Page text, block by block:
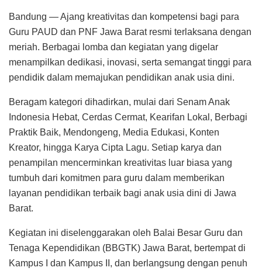
Bandung — Ajang kreativitas dan kompetensi bagi para
Guru PAUD dan PNF Jawa Barat resmi terlaksana dengan
meriah. Berbagai lomba dan kegiatan yang digelar
menampilkan dedikasi, inovasi, serta semangat tinggi para
pendidik dalam memajukan pendidikan anak usia dini.
Beragam kategori dihadirkan, mulai dari Senam Anak
Indonesia Hebat, Cerdas Cermat, Kearifan Lokal, Berbagi
Praktik Baik, Mendongeng, Media Edukasi, Konten
Kreator, hingga Karya Cipta Lagu. Setiap karya dan
penampilan mencerminkan kreativitas luar biasa yang
tumbuh dari komitmen para guru dalam memberikan
layanan pendidikan terbaik bagi anak usia dini di Jawa
Barat.
Kegiatan ini diselenggarakan oleh Balai Besar Guru dan
Tenaga Kependidikan (BBGTK) Jawa Barat, bertempat di
Kampus I dan Kampus II, dan berlangsung dengan penuh